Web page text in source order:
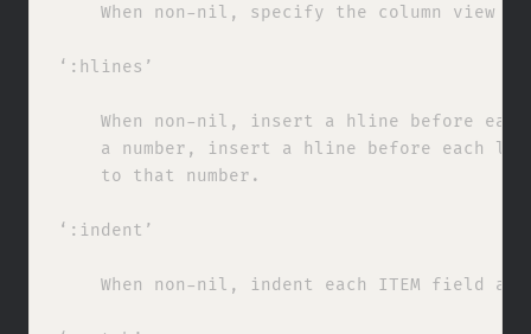
When non-nil, specify the column view
‘:hlines’
When non-nil, insert a hline before
a number, insert a hline before each
    to that number.
‘:indent’
When non-nil, indent each ITEM field